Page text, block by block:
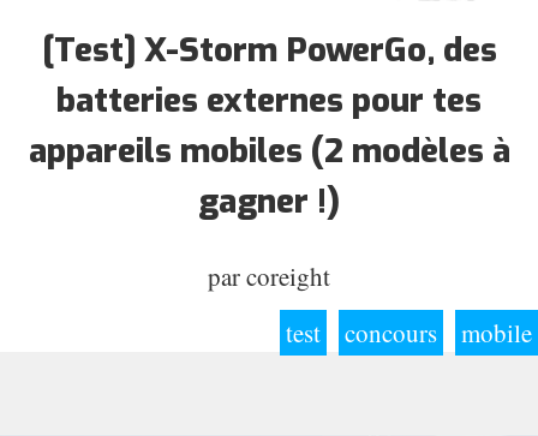
[Test] X-Storm PowerGo, des
batteries externes pour tes
appareils mobiles (2 modèles à
gagner !)
parcoreight
test
concours mobile